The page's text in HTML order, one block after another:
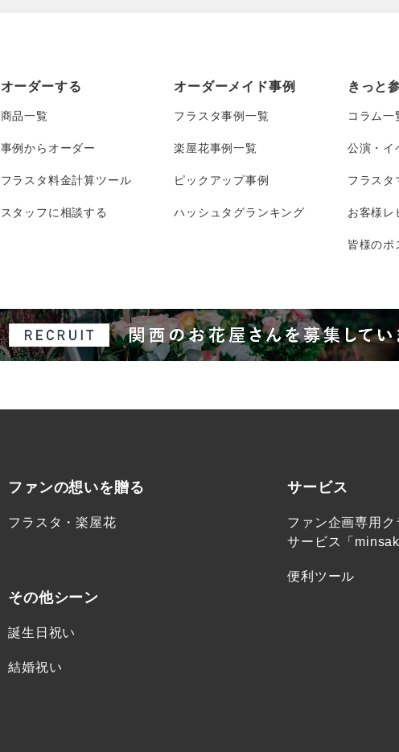
オーダーする
商品一覧
事例からオーダー
フラスタ料金計算ツール
スタッフに相談する
オーダーメイド事例
フラスタ事例一覧
楽屋花事例一覧
ピックアップ事例
ハッシュタグランキング
きっと
コラム一
公演・イ
フラスタ
お客様レ
皆様のポ
ファンの想いを贈る
フラスタ・楽屋花
その他シーン
誕生日祝い
結婚祝い
サービス
ファン企画専用
サービス「
便利ツール